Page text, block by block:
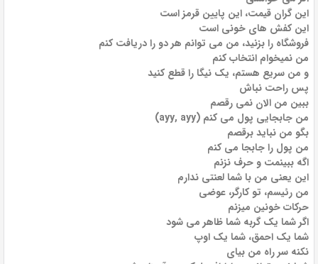
این گران قیمت، این پایین قرمز است
این کفش های خونی است
فروشگاه را بزنید، من می توانم هر دو را دریافت کنم
من نمیخوام انتخاب کنم
و من سریع هستم، یک نیگا را قطع کنید
پس راحت نباش
ببین من الان نمی رقصم
من جابجایی پول می کنم (ayy, ayy)
بگو من نباید برقصم
من پول را جابجا می کنم
اگه ببینمت و حرف نزنم
این یعنی من با شما لعنتی ندارم
من رئیسم، تو کارگر، عوضی
حرکات خونین میزنم
اگر شما یک گربه شما ظاهر می شود
شما یک احمق، شما یک اوپ
نکنه سر راه من بیای